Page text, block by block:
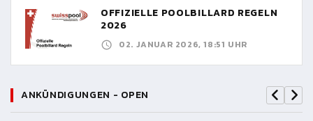
OFFIZIELLE POOLBILLARD REGELN
2026
02. JANUAR 2026, 18:51 UHR
ANKÜNDIGUNGEN - OPEN